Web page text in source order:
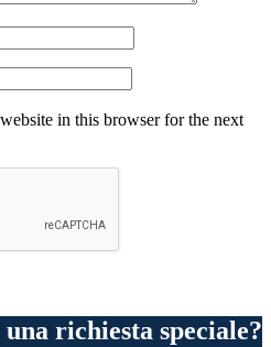
in this browser for the next
richiesta speciale?